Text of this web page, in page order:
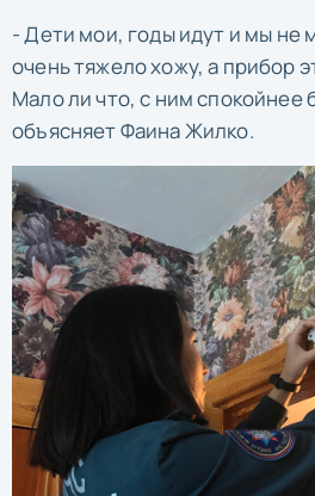
- Дети мои, годы идут и мы не
очень тяжело хожу, а прибор
Мало ли что, с ним спокойнее
объясняет Фаина Жилко.